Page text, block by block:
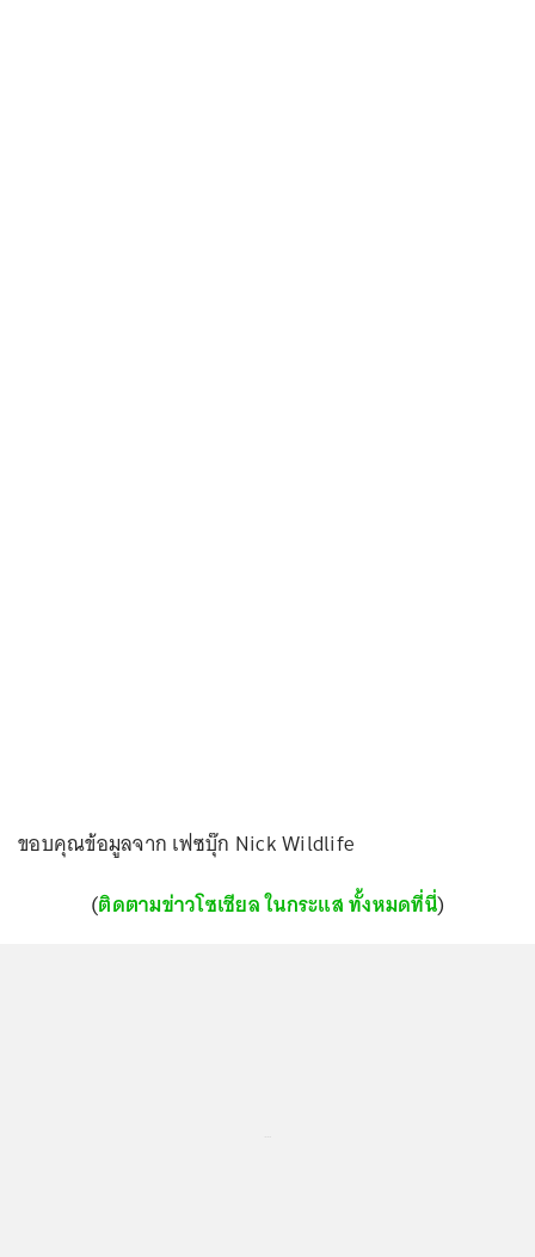
ขอบคุณข้อมูลจาก เฟซบุ๊ก Nick Wildlife
(ติดตามข่าวโซเชียล ในกระแส ทั้งหมดที่นี่)